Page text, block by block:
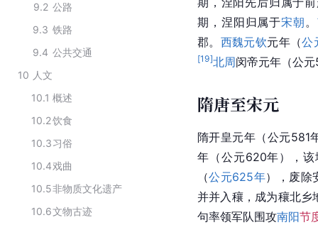
9.2 公路
9.3 铁路
9.4 公共交通
10 人文
10.1 概述
10.2饮食
10.3习俗
10.4戏曲
10.5非物质文化遗产
10.6文物古迹
期，涅阳归属于宋朝 。
郡。 西魏元钦元年（公
[19]北周闵帝元年（公
隋唐至宋元
隋开皇元年（公元581
年（公元620年），
（公元625年），废除
并并入穰，成为穰北乡
句率领军队围攻南阳节